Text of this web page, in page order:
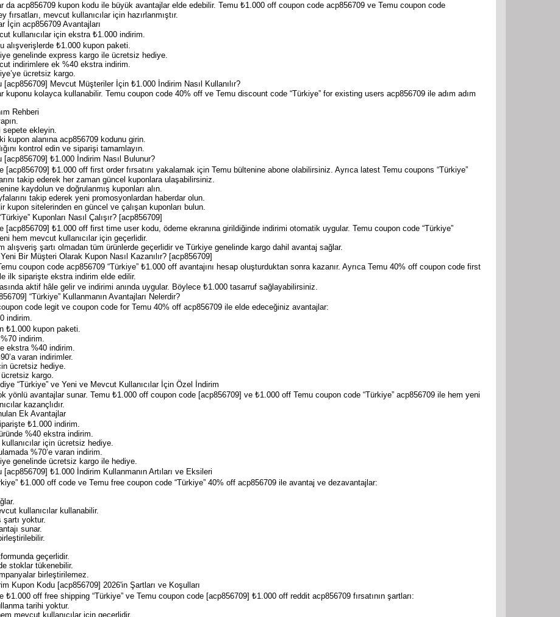
da acp856709 kupon kodu ile büyük avantajlar elde edebilir. Temu ₺1.000 off coupon code acp856709 ve Temu coupon code
fırsatları, mevcut kullanıcılar için hazırlanmıştır.
İçin acp856709 Avantajları
kullanıcılar için ekstra ₺1.000 indirim.
alışverişlerde ₺1.000 kupon paketi.
genelinde express kargo ile ücretsiz hediye.
indirimlere ek %40 ekstra indirim.
ücretsiz kargo.
[acp856709] Mevcut Müşteriler İçin ₺1.000 İndirim Nasıl Kullanılır?
kuponu kolayca kullanabilir. Temu coupon code 40% off ve Temu discount code “Türkiye” for existing users acp856709 ile adım adım
Rehberi
sepete ekleyin.
kupon alanına acp856709 kodunu girin.
kontrol edin ve siparişi tamamlayın.
[acp856709] ₺1.000 İndirim Nasıl Bulunur?
[acp856709] ₺1.000 off first order fırsatını yakalamak için Temu bültenine abone olabilirsiniz. Ayrıca latest Temu coupons “Türkiye”
takip ederek her zaman güncel kuponlara ulaşabilirsiniz.
kaydolun ve doğrulanmış kuponları alın.
takip ederek yeni promosyonlardan haberdar olun.
kupon sitelerinden en güncel ve çalışan kuponları bulun.
Kuponları Nasıl Çalışır? [acp856709]
[acp856709] ₺1.000 off first time user kodu, ödeme ekranına girildiğinde indirimi otomatik uygular. Temu coupon code “Türkiye”
hem mevcut kullanıcılar için geçerlidir.
alışveriş şartı olmadan tüm ürünlerde geçerlidir ve Türkiye genelinde kargo dahil avantaj sağlar.
Bir Müşteri Olarak Kupon Nasıl Kazanılır? [acp856709]
coupon code acp856709 “Türkiye” ₺1.000 off avantajını hesap oluşturduktan sonra kazanır. Ayrıca Temu 40% off coupon code first
ilk siparişte ekstra indirim elde edilir.
aktif hâle gelir ve indirimi anında uygular. Böylece ₺1.000 tasarruf sağlayabilirsiniz.
“Türkiye” Kullanmanın Avantajları Nelerdir?
code legit ve coupon code for Temu 40% off acp856709 ile elde edeceğiniz avantajlar:
indirim.
₺1.000 kupon paketi.
indirim.
ekstra %40 indirim.
varan indirimler.
ücretsiz hediye.
kargo.
“Türkiye” ve Yeni ve Mevcut Kullanıcılar İçin Özel İndirim
yönlü avantajlar sunar. Temu ₺1.000 off coupon code [acp856709] ve ₺1.000 off Temu coupon code “Türkiye” acp856709 ile hem yeni
kazançlıdır.
Ek Avantajlar
₺1.000 indirim.
%40 ekstra indirim.
için ücretsiz hediye.
%70’e varan indirim.
genelinde ücretsiz kargo ile hediye.
[acp856709] ₺1.000 İndirim Kullanmanın Artıları ve Eksileri
₺1.000 off code ve Temu free coupon code “Türkiye” 40% off acp856709 ile avantaj ve dezavantajlar:
kullanıcılar kullanabilir.
şartı yoktur.
sunar.
geçerlidir.
stoklar tükenebilir.
birleştirilemez.
Kupon Kodu [acp856709] 2026'in Şartları ve Koşulları
₺1.000 off free shipping “Türkiye” ve Temu coupon code [acp856709] ₺1.000 off reddit acp856709 fırsatının şartları:
tarihi yoktur.
mevcut kullanıcılar için geçerlidir.